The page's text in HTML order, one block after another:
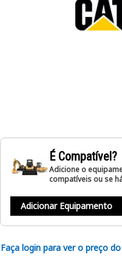
É Compatível?
Adicione o
compatíveis ou se
Adicionar Equipamento
Faça login para ver o preço